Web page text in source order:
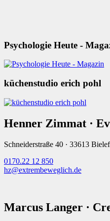
Psychologie Heute -
küchenstudio erich pohl
Henner Zimmat ·
Schneiderstraße 40 · 33613
0170.22 12 850
hz@extrembeweglich.de
Marcus Langer ·